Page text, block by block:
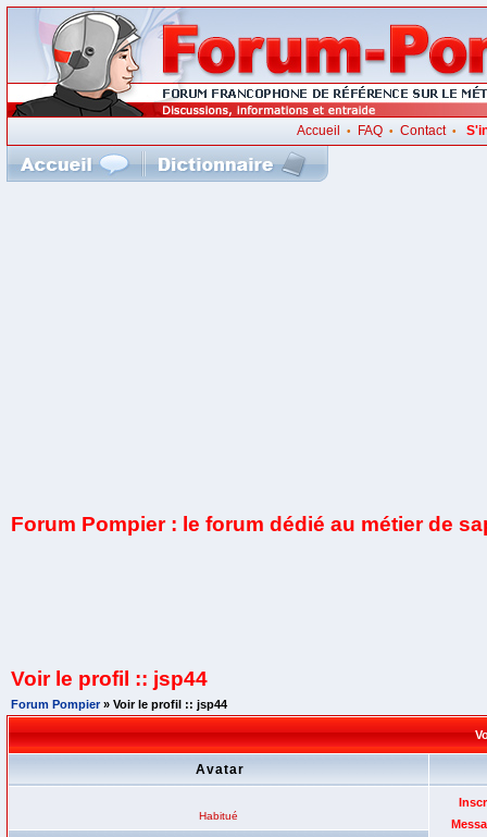
Accueil • FAQ •Contact•
Forum Pompier : le forum dédié au métier de
Voir le profil :: jsp44
Forum Pompier» Voir le profil :: jsp44
Avatar
Habitué